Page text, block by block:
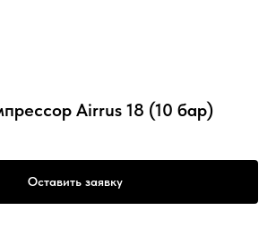
Airrus 18 (10 бар)
Оставить заявку